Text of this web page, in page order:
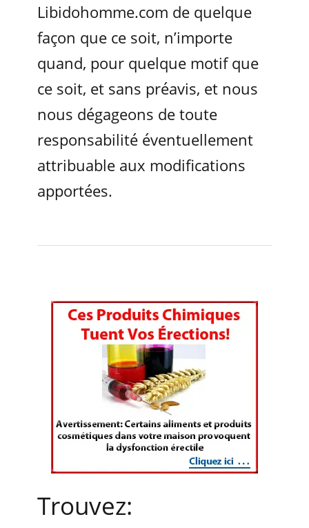
Libidohomme.com de quelque
façon que ce soit, n’importe
quand, pour quelque motif que
ce soit, et sans préavis, et nous
nous dégageons de toute
responsabilité éventuellement
attribuable aux modifications
apportées.
Trouvez: